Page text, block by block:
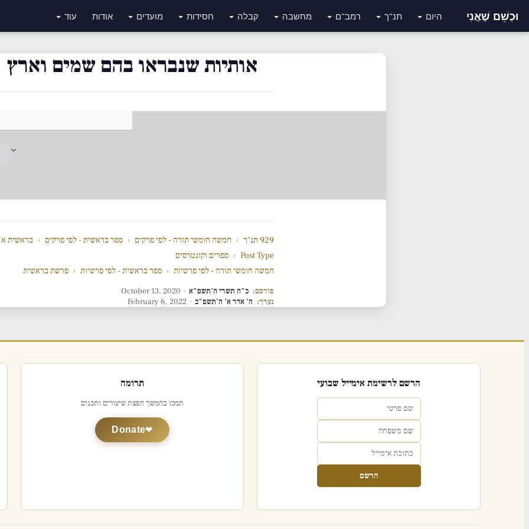
וּכְשֵׁם שֶׁאֲנִי היום תנ"ך רמב"ם מחשבה קבלה חסידות מועדים אודות עוד
אותיות שנבראו בהם שמים וארץ
929 תנ"ך › חמשה חומשי תורה - לפי פרקים › ספר בראשית - לפי פרקים › בראשית א
Post Type
› ספרים וקונטרסים
חמשה חומשי תורה - לפי פרשיות › ספר בראשית - לפי פרשיות › פרשת בראשית
פורסם: כ"ה תשרי ה'תשפ"א ·
October 13, 2020
נערך: ה' אדר א' ה'תשפ"ב ·
February 6, 2022
הרשם לרשימת אימייל שבועי
הרשם
תרומה
תמכו בהמשך הפצת שיעורים ותכנים
Donate